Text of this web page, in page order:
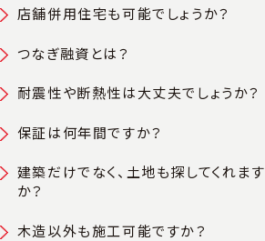
店舗併用住宅も可能でしょうか？
つなぎ融資とは？
耐震性や断熱性は大丈夫でしょうか？
保証は何年間ですか？
建築だけでなく、土地も探してくれます
か？
木造以外も施工可能ですか？